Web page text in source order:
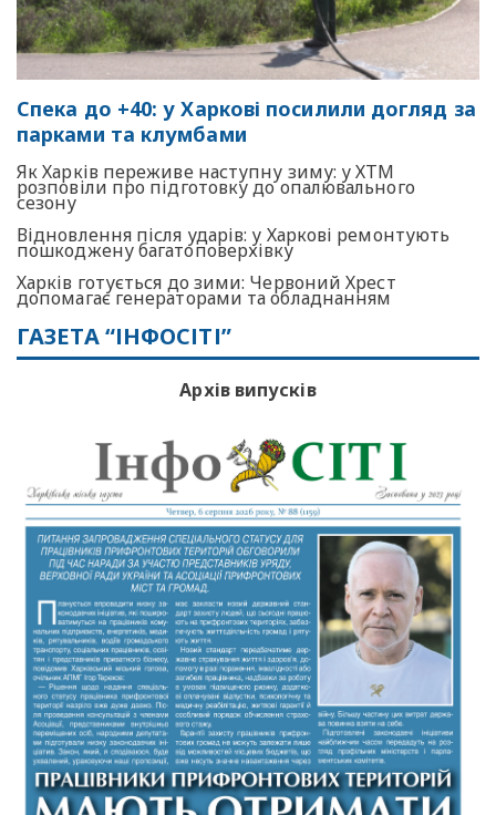
Спека до +40: у Харкові посилили догляд за
парками та клумбами
Як Харків переживе наступну зиму: у ХТМ
розповіли про підготовку до опалювального
сезону
Відновлення після ударів: у Харкові ремонтують
пошкоджену багатоповерхівку
Харків готується до зими: Червоний Хрест
допомагає генераторами та обладнанням
ГАЗЕТА “ІНФОСІТІ”
Архів випусків